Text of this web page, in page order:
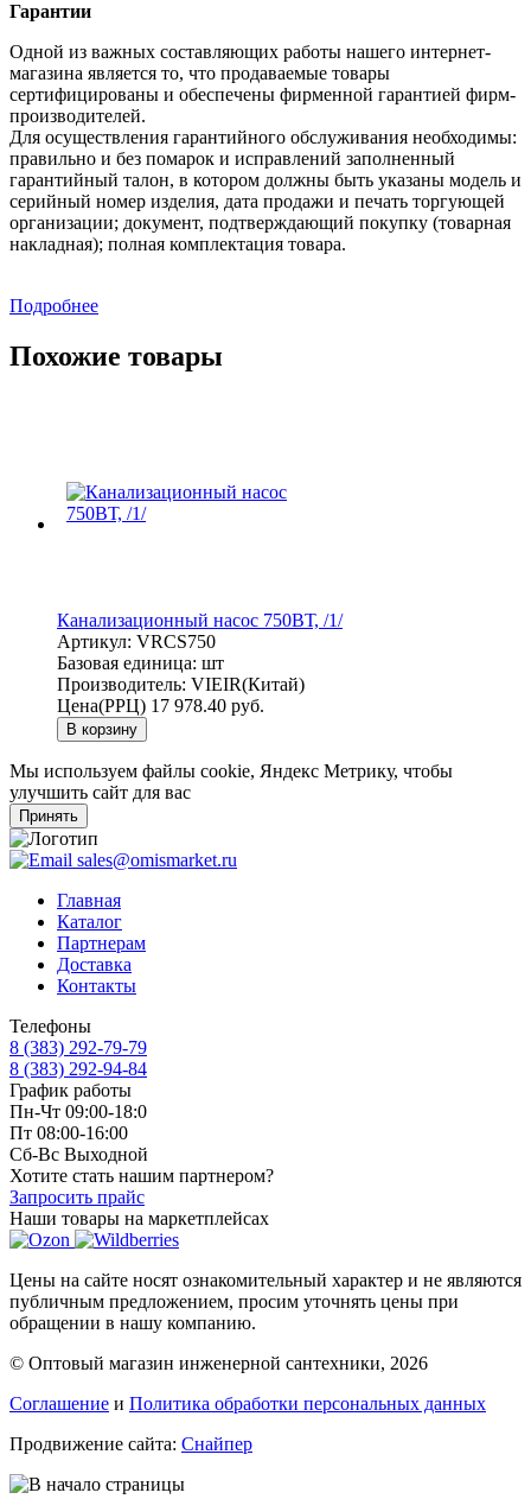
Гарантии
Одной из важных составляющих работы нашего интернет-
магазина является то, что продаваемые товары
сертифицированы и обеспечены фирменной гарантией фирм-
производителей.
Для осуществления гарантийного обслуживания необходимы:
правильно и без помарок и исправлений заполненный
гарантийный талон, в котором должны быть указаны модель и
серийный номер изделия, дата продажи и печать торгующей
организации; документ, подтверждающий покупку (товарная
накладная); полная комплектация товара.
Подробнее
Похожие товары
Канализационный насос 750ВТ, /1/
Артикул: VRCS750
Базовая единица: шт
Производитель: VIEIR(Китай)
Цена(РРЦ) 17 978.40 руб.
В корзину
Мы используем файлы cookie, Яндекс Метрику, чтобы
улучшить сайт для вас
Принять
sales@omismarket.ru
Главная
Каталог
Партнерам
Доставка
Контакты
Телефоны
8 (383) 292-79-79
8 (383) 292-94-84
График работы
Пн-Чт 09:00-18:0
Пт 08:00-16:00
Сб-Вс Выходной
Хотите стать нашим партнером?
Запросить прайс
Наши товары на маркетплейсах
Цены на сайте носят ознакомительный характер и не являются
публичным предложением, просим уточнять цены при
обращении в нашу компанию.
© Оптовый магазин инженерной сантехники, 2026
Соглашение и Политика обработки персональных данных
Продвижение сайта: Снайпер